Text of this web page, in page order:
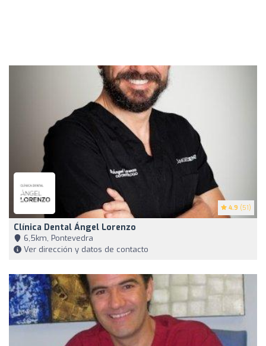
4.9 (51)
Clínica Dental Ángel Lorenzo
6,5km, Pontevedra
Ver dirección y datos de contacto